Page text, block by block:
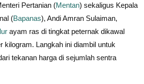
Pertanian (Mentan) sekaligus Kepala
(Bapanas), Andi Amran Sulaiman,
ayam ras di tingkat peternak dikawal
kilogram. Langkah ini diambil untuk
tekanan harga di sejumlah sentra